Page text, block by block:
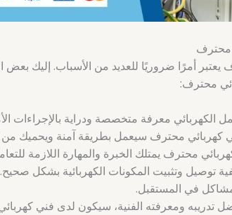
محترف
أمرًا ضروريًا للعديد من الأسباب. إليك بعض
محترف:
الكهربائي معرفة متخصصة ودراية بالإجراءات
كهربائي محترف سيعمل بطريقة آمنة ويحميك
محترف يمتلك الخبرة والمهارة اللازمة
توصيل وتثبيت المكونات الكهربائية بشكل
في المستقبل.
تدريبه ومعرفته الفنية، سيكون لدى فني